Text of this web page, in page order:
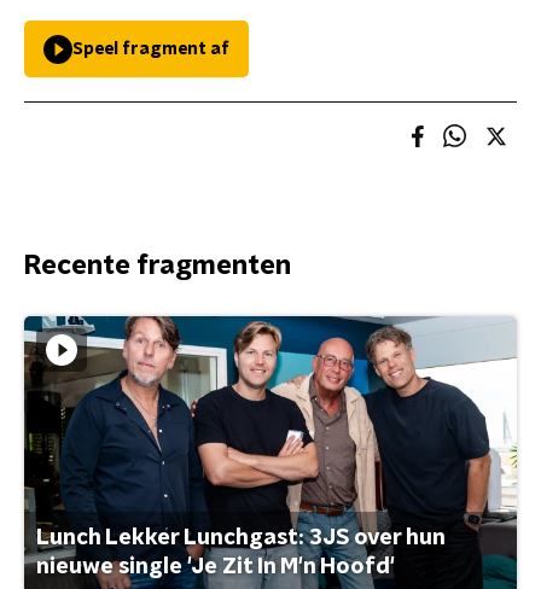
Speel fragment af
Recente fragmenten
Lunch Lekker Lunchgast: 3JS over hun
nieuwe single 'Je Zit In M'n Hoofd'